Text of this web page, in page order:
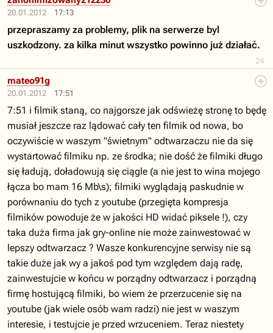
20.01.2012 17:13
24
przepraszamy za problemy, plik na serwerze byl
uszkodzony. za kilka minut wszystko powinno już działać.
20.01.2012 17:51
mateo91g
7:51 i filmik staną, co najgorsze jak odświeżę stronę to będę
musiał jeszcze raz lądować cały ten filmik od nowa, bo
oczywiście w waszym "świetnym" odtwarzaczu nie da się
wystartować filmiku np. ze środka; nie dość że filmiki długo
się ładują, doładowują się ciągle (a nie jest to wina mojego
łącza bo mam 16 Mb\s); filmiki wyglądają paskudnie w
porównaniu do tych z youtube (przegięta kompresja
filmików powoduje że w jakości HD widać piksele !), czy
taka duża firma jak gry-online nie może zainwestować w
lepszy odtwarzacz ? Wasze konkurencyjne serwisy nie są
takie duże jak wy a jakoś pod tym względem dają radę,
zainwestujcie w końcu w porządny odtwarzacz i porządną
firmę hostującą filmiki, bo wiem że przerzucenie się na
youtube (jak wiele osób wam radzi) nie jest w waszym
interesie, i testujcie je przed wrzuceniem. Teraz niestety